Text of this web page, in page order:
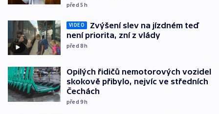
před 5h
VIDEO
Zvýšení slev na jízdném teď
není priorita, zní z vlády
před 8h
Opilých řidičů nemotorových vozidel
skokově přibylo, nejvíc ve středních
Čechách
před 9h